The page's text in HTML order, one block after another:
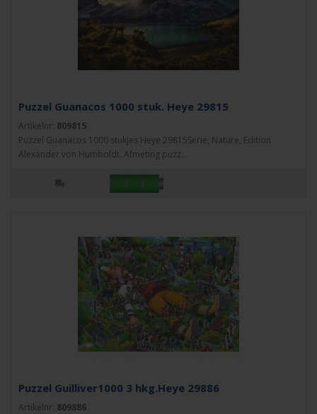
Puzzel Guanacos 1000 stuk. Heye 29815
Artikelnr: 809815
Puzzel Guanacos 1000 stukjes Heye 29815Serie, Nature, Edition
Alexander von Humboldt. Afmeting puzz..
Puzzel Guilliver1000 3 hkg.Heye 29886
Artikelnr: 809886